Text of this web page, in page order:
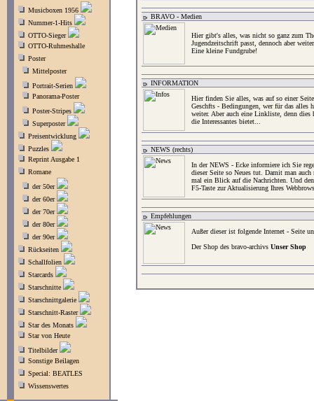
Musicboxen 1956
Nummer-1-Hits
OTTO-Sieger
OTTO-Ruhmeshalle
Poster
Mittelposter
Portrait-Serien
Panorama-Poster
Poster-Stripes
Superposter
Preisentwicklung
Puzzles
Reprint Ausgabe 1
Romane
der 50er
der 60er
der 70er
der 80er
der 90er
Rückseiten
Schallfolien
Starcards
Starschnitte
Starschnittgalerie
Starschnitt-Raster
Star des Monats
Star von Heute
Titelbilder
Sonstige Beilagen
Special: BEATLES
Wissenswertes
BRAVO - Medien
Hier gibt's alles, was nicht so ganz zum
Jugendzeitschrift passt, dennoch aber
Eine kleine Fundgrube!
INFORMATION
Hier finden Sie alles, was auf so einer
Geschfts - Bedingungen, wer für das alles
weiter. Aber auch eine Linkliste, denn
die Interessantes bietet...
NEWS (rechts)
In der NEWS - Ecke informiere ich Sie
dieser Seite so Neues tut. Damit man
mal ein Blick auf die Nachrichten. Und
F5-Taste zur Aktualisierung Ihres
Empfehlungen
Außer dieser ist folgende Internet - Seite
Der Shop des bravo-archivs Unser Shop